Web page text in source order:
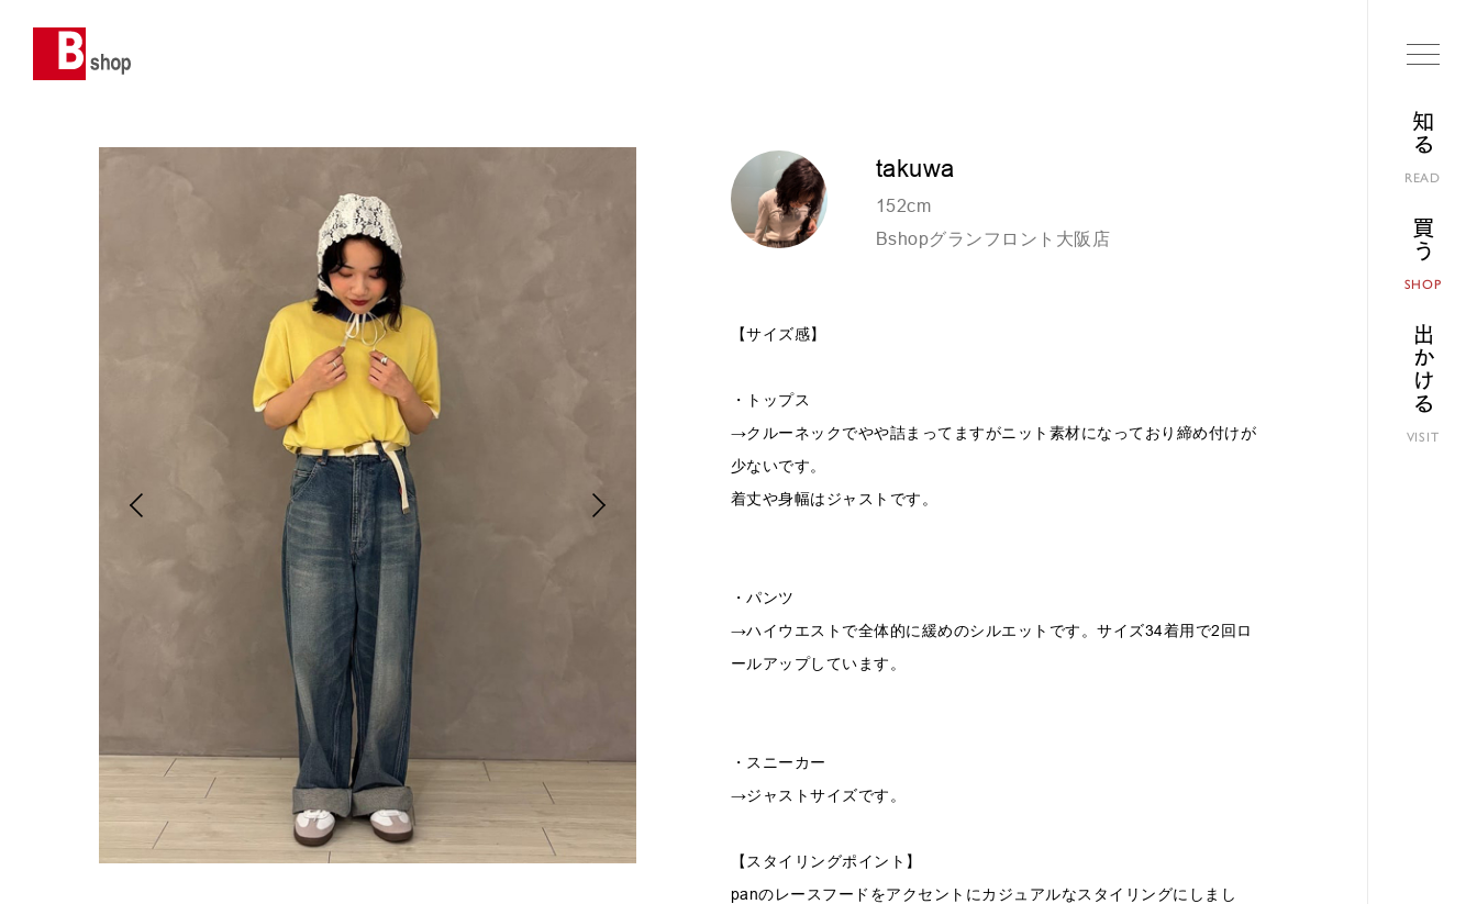
知る
READ
買う
SHOP
出かける
VISIT
takuwa
152cm
Bshopグランフロント大阪店
【サイズ感】
・トップス
→クルーネックでやや詰まってますがニット素材になっており締め付けが
少ないです。
着丈や身幅はジャストです。
・パンツ
→ハイウエストで全体的に緩めのシルエットです。サイズ34着用で2回ロ
ールアップしています。
・スニーカー
→ジャストサイズです。
【スタイリングポイント】
panのレースフードをアクセントにカジュアルなスタイリングにしまし